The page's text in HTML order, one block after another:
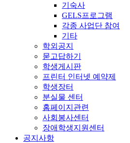
기숙사
GELS프로그램
각종 사업단 참여
기타
학외공지
묻고답하기
학생게시판
프린터 인터넷 예약제
학생장터
분실물 센터
홈페이지관련
사회봉사센터
장애학생지원센터
공지사항